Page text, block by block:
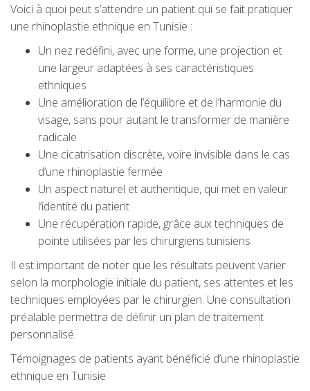
Voici à quoi peut s’attendre un patient qui se fait pratiquer
une rhinoplastie ethnique en Tunisie :
Un nez redéfini, avec une forme, une projection et
une largeur adaptées à ses caractéristiques
ethniques
Une amélioration de l’équilibre et de l’harmonie du
visage, sans pour autant le transformer de manière
radicale
Une cicatrisation discrète, voire invisible dans le cas
d’une rhinoplastie fermée
Un aspect naturel et authentique, qui met en valeur
l’identité du patient
Une récupération rapide, grâce aux techniques de
pointe utilisées par les chirurgiens tunisiens
Il est important de noter que les résultats peuvent varier
selon la morphologie initiale du patient, ses attentes et les
techniques employées par le chirurgien. Une consultation
préalable permettra de définir un plan de traitement
personnalisé.
Témoignages de patients ayant bénéficié d’une rhinoplastie
ethnique en Tunisie